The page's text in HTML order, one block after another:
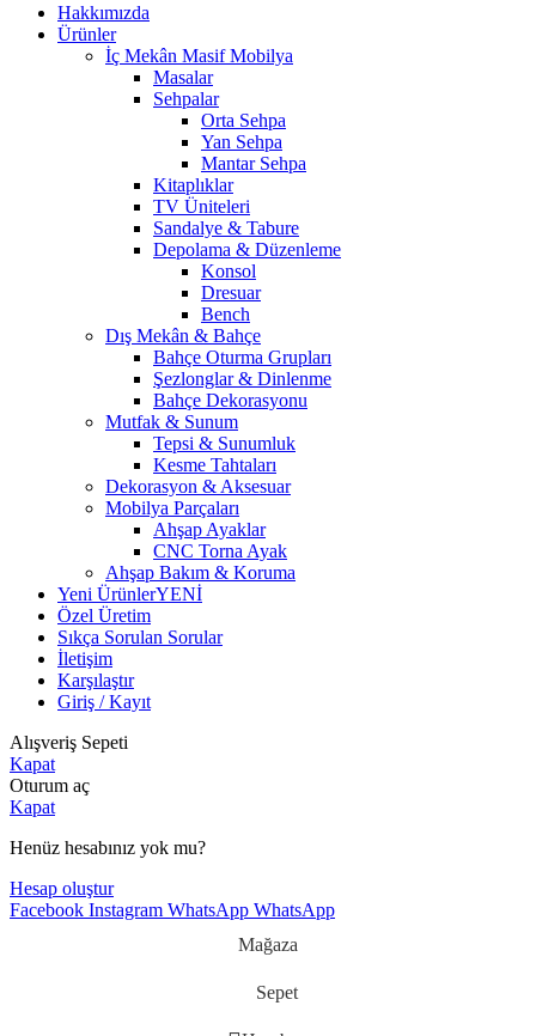
Hakkımızda
Ürünler
İç Mekân Masif Mobilya
Masalar
Sehpalar
Orta Sehpa
Yan Sehpa
Mantar Sehpa
Kitaplıklar
TV Üniteleri
Sandalye & Tabure
Depolama & Düzenleme
Konsol
Dresuar
Bench
Dış Mekân & Bahçe
Bahçe Oturma Grupları
Şezlonglar & Dinlenme
Bahçe Dekorasyonu
Mutfak & Sunum
Tepsi & Sunumluk
Kesme Tahtaları
Dekorasyon & Aksesuar
Mobilya Parçaları
Ahşap Ayaklar
CNC Torna Ayak
Ahşap Bakım & Koruma
Yeni ÜrünlerYENİ
Özel Üretim
Sıkça Sorulan Sorular
İletişim
Karşılaştır
Giriş / Kayıt
Alışveriş Sepeti
Kapat
Oturum aç
Kapat
Henüz hesabınız yok mu?
Hesap oluştur
Facebook Instagram WhatsApp WhatsApp
Mağaza
Sepet